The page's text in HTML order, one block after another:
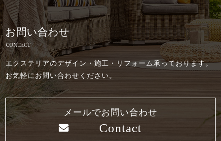
お問い合わせ
CONTACT
エクステリアのデザイン・施工・リフォーム承っております。
お気軽にお問い合わせください。
メールでお問い合わせ
Contact